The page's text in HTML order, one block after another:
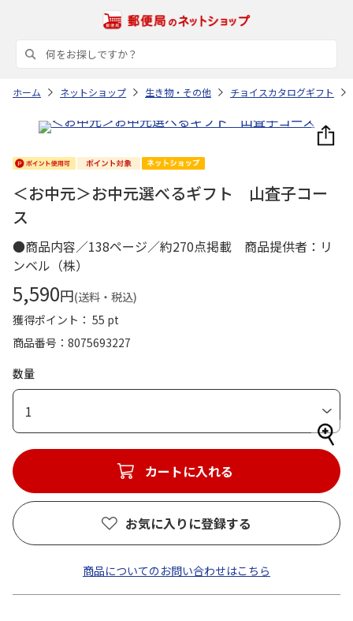
ホーム ネットショップ 生き物・その他 チョイスカタログギフト
＜お中元＞お中元選べるギフト 山査子コー
ス
●商品内容／138ページ／約270点掲載 商品提供者：リ
ンベル（株）
5,590円(送料・税込)
獲得ポイント： 55 pt
商品番号
8075693227
数量
1
カートに入れる
お気に入りに登録する
商品についてのお問い合わせはこちら